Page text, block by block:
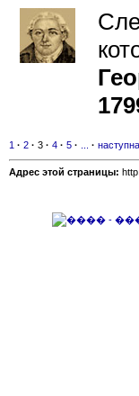
1 · 2 · 3 · 4 · 5 · · наступна
Адрес этой страницы: